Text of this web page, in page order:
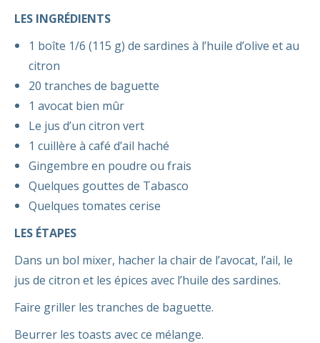
LES INGRÉDIENTS
1 boîte 1/6 (115 g) de sardines à l’huile d’olive et au
citron
20 tranches de baguette
1 avocat bien mûr
Le jus d’un citron vert
1 cuillère à café d’ail haché
Gingembre en poudre ou frais
Quelques gouttes de Tabasco
Quelques tomates cerise
LES ÉTAPES
Dans un bol mixer, hacher la chair de l’avocat, l’ail, le
jus de citron et les épices avec l’huile des sardines.
Faire griller les tranches de baguette.
Beurrer les toasts avec ce mélange.